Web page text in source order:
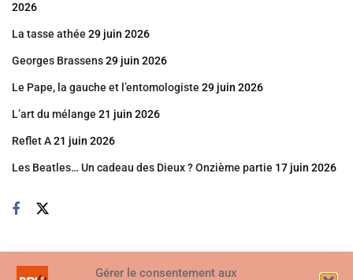
Gérer le consentement aux
2026
La tasse athée 29 juin 2026
Georges Brassens29 juin 2026
Le Pape, la gauche et l’entomologiste 29 juin 2026
L’art du mélange 21 juin 2026
Reflet A21 juin 2026
Les Beatles… Un cadeau des Dieux ? Onzième partie 17 juin 2026